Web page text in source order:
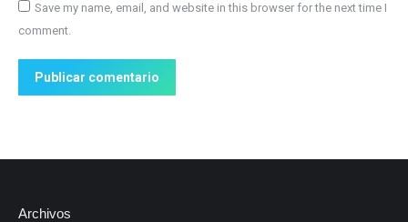
Save my name, email, and website in this browser for the next time I
comment.
Publicar comentario
Archivos